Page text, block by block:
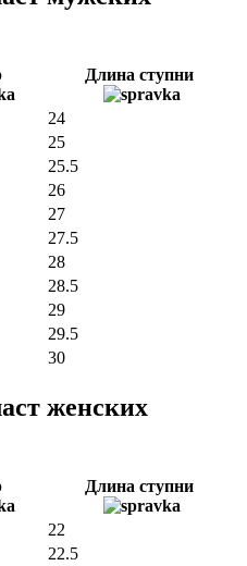
Длина ступни
24
25
25.5
26
27
27.5
28
28.5
29
29.5
30
женских
Длина ступни
22
22.5